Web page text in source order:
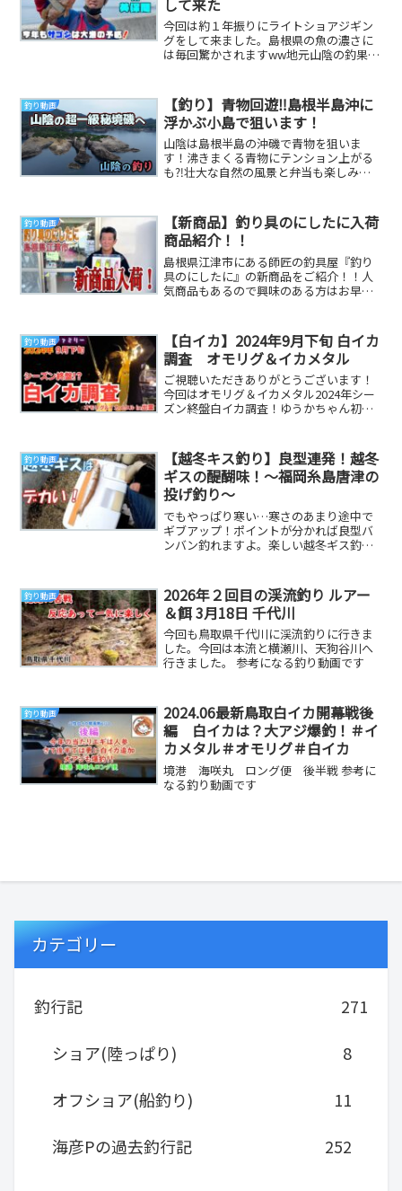
今回は約１年振りにライトショアジギン
グをして来ました。島根県の魚の濃さに
は毎回驚かされますww地元山陰の釣果を
釣り動画
【釣り】青物回遊‼︎島根半島沖に
浮かぶ小島で狙います！
山陰は島根半島の沖磯で青物を狙いま
す！沸きまくる青物にテンション上がる
も⁈壮大な自然の風景と弁当も楽しみま
釣り動画
【新商品】釣り具のにしたに入荷
商品紹介！！
島根県江津市にある師匠の釣具屋『釣り
具のにしたに』の新商品をご紹介！！人
気商品もあるので興味のある方はお早め
釣り動画
【白イカ】2024年9月下旬 白イカ
調査 オモリグ＆イカメタル
ご視聴いただきありがとうございます！
今回はオモリグ＆イカメタル2024年シー
ズン終盤白イカ調査！ゆうかちゃん初参
釣り動画
【越冬キス釣り】良型連発！越冬
ギスの醍醐味！～福岡糸島唐津の
投げ釣り～
でもやっぱり寒い…寒さのあまり途中で
ギブアップ！ポイントが分かれば良型バ
ンバン釣れますよ。楽しい越冬ギス釣り
釣り動画
2026年２回目の渓流釣り ルアー
＆餌 3月18日 千代川
今回も鳥取県千代川に渓流釣りに行きま
した。今回は本流と横瀬川、天狗谷川へ
行きました。 参考になる釣り動画です
釣り動画
2024.06最新鳥取白イカ開幕戦後
編 白イカは？大アジ爆釣！＃イ
カメタル＃オモリグ＃白イカ
境港 海咲丸 ロング便 後半戦 参考に
なる釣り動画です
カテゴリー
釣行記
271
ショア(陸っぱり)
8
オフショア(船釣り)
11
海彦Pの過去釣行記
252